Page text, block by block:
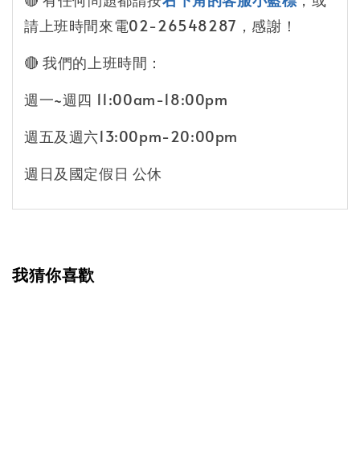
請上班時間來電02-26548287，感謝！
🔴 我們的上班時間：
週一~週四 11:00am-18:00pm
週五及週六13:00pm-20:00pm
週日及國定假日 公休
我猜你喜歡